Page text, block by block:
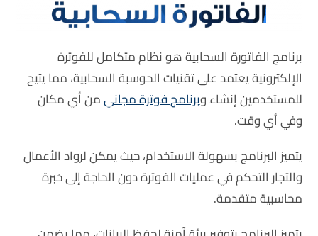
برنامج الفاتورة السحابية هو نظام متكامل للفوترة
الإلكترونية يعتمد على تقنيات الحوسبة السحابية، مما يتيح
للمستخدمين إنشاء وبرنامج فوترة مجانيمن أي مكان
وفي أي وقت.
يتميز البرنامج بسهولة الاستخدام، حيث يمكن لرواد الأعمال
والتجار التحكم في عمليات الفوترة دون الحاجة إلى خبرة
محاسبية متقدمة.